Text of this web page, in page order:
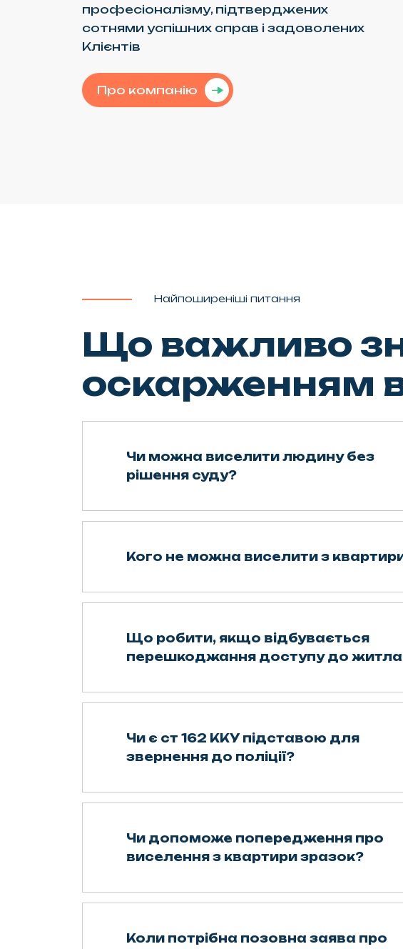
професіоналізму, підтверджених
сотнями успішних справ і задоволених
Клієнтів
Про компанію
Найпоширеніші питання
Що важливо
оскарженням
Чи можна виселити людину без
рішення суду?
Кого не можна виселити з
Що робити, якщо відбувається
перешкоджання доступу до
Чи є ст 162 ККУ підставою для
звернення до поліції?
Чи допоможе попередження про
виселення з квартири зразок?
Коли потрібна позовна заява про